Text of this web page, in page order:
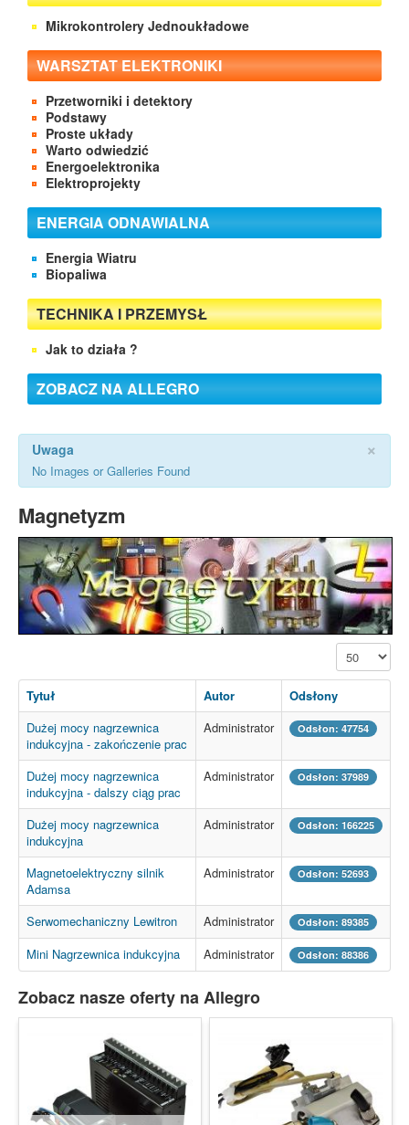
Mikrokontrolery Jednoukładowe
WARSZTAT ELEKTRONIKI
Przetworniki i detektory
Podstawy
Proste układy
Warto odwiedzić
Energoelektronika
Elektroprojekty
ENERGIA ODNAWIALNA
Energia Wiatru
Biopaliwa
TECHNIKA I PRZEMYSŁ
Jak to działa ?
ZOBACZ NA ALLEGRO
×
Uwaga
No Images or Galleries Found
Magnetyzm
Pokaż #
Tytuł Autor
Odsłony
Dużej mocy nagrzewnica
indukcyjna - zakończenie prac
Administrator Odsłon: 47754
Dużej mocy nagrzewnica
indukcyjna - dalszy ciąg prac
Administrator Odsłon: 37989
Dużej mocy nagrzewnica
indukcyjna
Administrator Odsłon: 166225
Magnetoelektryczny silnik
Adamsa
Administrator Odsłon: 52693
Serwomechaniczny Lewitron Administrator Odsłon: 89385
Mini Nagrzewnica indukcyjna Administrator Odsłon: 88386
Zobacz nasze oferty na Allegro